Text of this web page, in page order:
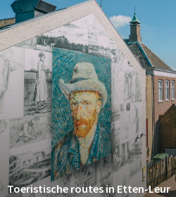
Toeristische routes in Etten-Leur